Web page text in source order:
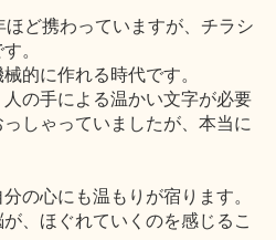
ど携わっていますが、チラシ
。
的に作れる時代です。
の手による温かい文字が必要
しゃっていましたが、本当に
の心にも温もりが宿ります。
、ほぐれていくのを感じるこ